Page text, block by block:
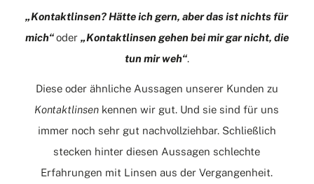
„Kontaktlinsen? Hätte ich gern, aber das ist nichts für
mich“oder „Kontaktlinsen gehen bei mir gar nicht, die
tun mir weh“.
Diese oder ähnliche Aussagen unserer Kunden zu
Kontaktlinsen kennen wir gut. Und sie sind für uns
immer noch sehr gut nachvollziehbar. Schließlich
stecken hinter diesen Aussagen schlechte
Erfahrungen mit Linsen aus der Vergangenheit.